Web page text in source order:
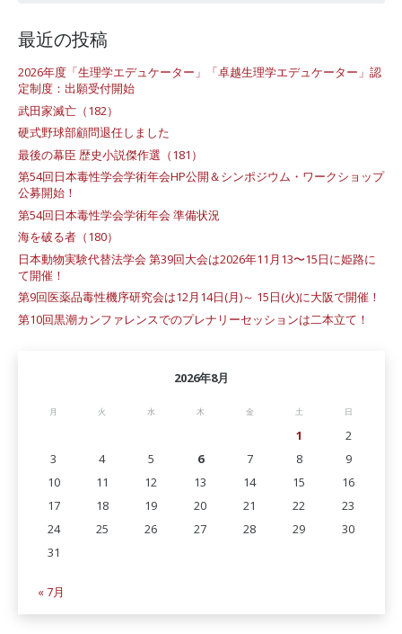
最近の投稿
2026年度「生理学エデュケーター」「卓越生理学エデュケーター」認
定制度：出願受付開始
武田家滅亡（182）
硬式野球部顧問退任しました
最後の幕臣 歴史小説傑作選（181）
第54回日本毒性学会学術年会HP公開＆シンポジウム・ワークショップ
公募開始！
第54回日本毒性学会学術年会 準備状況
海を破る者（180）
日本動物実験代替法学会 第39回大会は2026年11月13〜15日に姫路に
て開催！
第9回医薬品毒性機序研究会は12月14日(月)～ 15日(火)に大阪で開催！
第10回黒潮カンファレンスでのプレナリーセッションは二本立て！
2026年8月
月 火 水 木 金 土 日
1
2
3
4 5 6 7 8
9
10
11 12 13 14 15
16
17
18 19 20 21 22
23
24
25 26 27 28 29
30
31
« 7月